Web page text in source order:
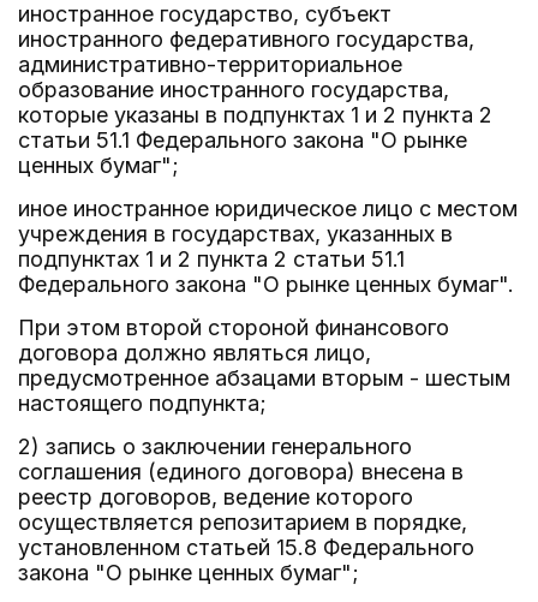
иностранное государство, субъект
иностранного федеративного государства,
административно-территориальное
образование иностранного государства,
которые указаны в подпунктах 1 и 2 пункта 2
статьи 51.1 Федерального закона "О рынке
ценных бумаг";
иное иностранное юридическое лицо с местом
учреждения в государствах, указанных в
подпунктах 1 и 2 пункта 2 статьи 51.1
Федерального закона "О рынке ценных бумаг".
При этом второй стороной финансового
договора должно являться лицо,
предусмотренное абзацами вторым - шестым
настоящего подпункта;
2) запись о заключении генерального
соглашения (единого договора) внесена в
реестр договоров, ведение которого
осуществляется репозитарием в порядке,
установленном статьей 15.8 Федерального
закона "О рынке ценных бумаг";